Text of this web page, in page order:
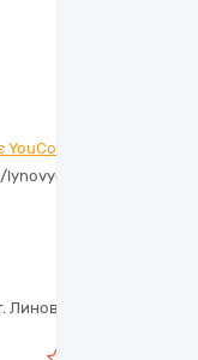
YouControl
Линовиця,